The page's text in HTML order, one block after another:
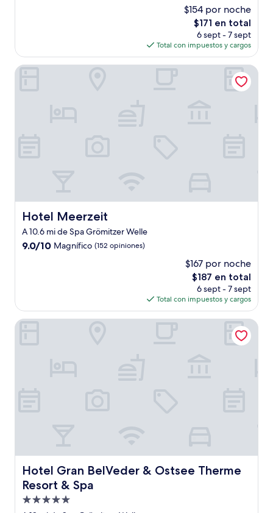
$154 por noche
El
precio
actual
es
de
$171 en total
6 sept - 7 sept
Total con impuestos y cargos
Hotel Meerzeit
Hotel Meerzeit
A 10.6 mi de Spa Grömitzer Welle
9.0
9.0/10 Magnífico (152 opiniones)
$167 por noche
El
precio
actual
es
de
$187 en total
6 sept - 7 sept
Total con impuestos y cargos
Hotel Meerzeit
Hotel Gran BelVeder & Ostsee Therme
Resort & Spa
Hotel Gran BelVeder & Ostsee Therme Resort & Spa
Propiedad
Hotel Gran BelVeder & Ostsee Therme Resort & Spa